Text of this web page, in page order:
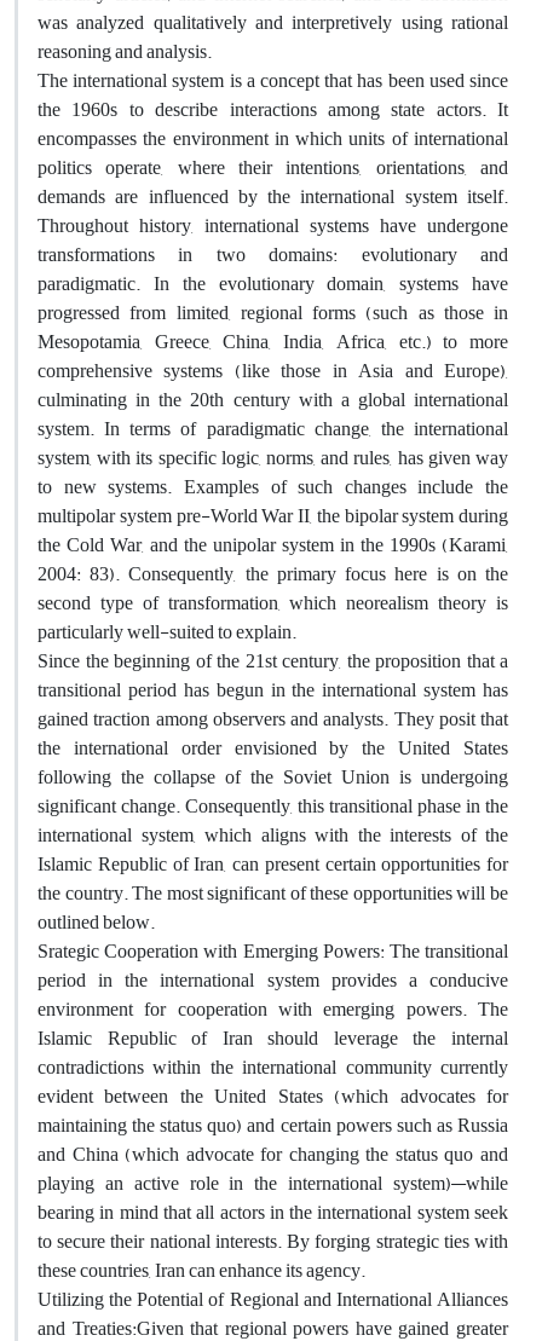
was analyzed qualitatively and interpretively using rational
reasoning and analysis.
The international system is a concept that has been used since
the 1960s to describe interactions among state actors. It
encompasses the environment in which units of international
politics operate, where their intentions, orientations, and
demands are influenced by the international system itself.
Throughout history, international systems have undergone
transformations in two domains: evolutionary and
paradigmatic. In the evolutionary domain, systems have
progressed from limited, regional forms (such as those in
Mesopotamia, Greece, China, India, Africa, etc.) to more
comprehensive systems (like those in Asia and Europe),
culminating in the 20th century with a global international
system. In terms of paradigmatic change, the international
system, with its specific logic, norms, and rules, has given way
to new systems. Examples of such changes include the
multipolar system pre-World War II, the bipolar system during
the Cold War, and the unipolar system in the 1990s (Karami,
2004: 83). Consequently, the primary focus here is on the
second type of transformation, which neorealism theory is
particularly well-suited to explain.
Since the beginning of the 21st century, the proposition that a
transitional period has begun in the international system has
gained traction among observers and analysts. They posit that
the international order envisioned by the United States
following the collapse of the Soviet Union is undergoing
significant change. Consequently, this transitional phase in the
international system, which aligns with the interests of the
Islamic Republic of Iran, can present certain opportunities for
the country. The most significant of these opportunities will be
outlined below.
Srategic Cooperation with Emerging Powers: The transitional
period in the international system provides a conducive
environment for cooperation with emerging powers. The
Islamic Republic of Iran should leverage the internal
contradictions within the international community currently
evident between the United States (which advocates for
maintaining the status quo) and certain powers such as Russia
and China (which advocate for changing the status quo and
playing an active role in the international system)—while
bearing in mind that all actors in the international system seek
to secure their national interests. By forging strategic ties with
these countries, Iran can enhance its agency.
Utilizing the Potential of Regional and International Alliances
and Treaties:Given that regional powers have gained greater